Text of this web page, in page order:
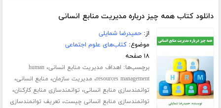
دانلود کتاب همه چیز درباره مدیریت منابع انسانی
از:حمیدرضا شمایلی
موضوع:کتاب‌های علوم اجتماعی
۱۸ صفحه
برچسب‌ها: اهداف مدیریت منابع انسانی،human
resources management، مدیریت سازمان، منابع انسانی،
توانمندسازی منابع انسانی، توانمندسازی منابع کارکنان،
توانمندسازی منابع انسانی چیست، تعریف توانمندسازی